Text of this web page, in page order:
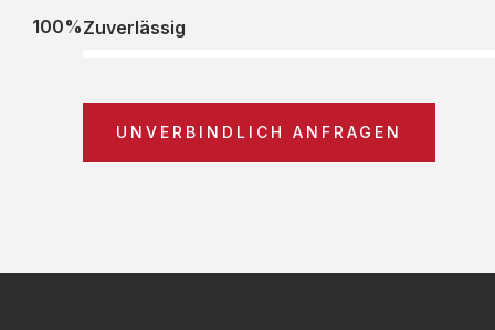
Zuverlässig
100%
UNVERBINDLICH ANFRAGEN